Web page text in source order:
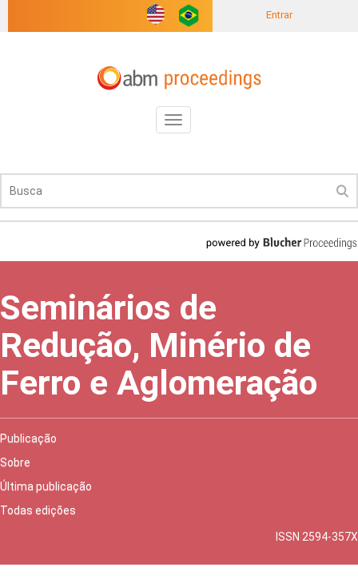
Entrar
Toggle
navigation
Seminários de
Redução, Minério de
Ferro e Aglomeração
Publicação
Sobre
Última publicação
Todas edições
ISSN 2594-357X